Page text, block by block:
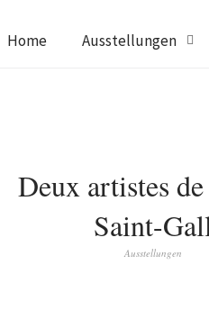
Home Ausstellungen
Deux artistes
Saint-
Ausstellungen